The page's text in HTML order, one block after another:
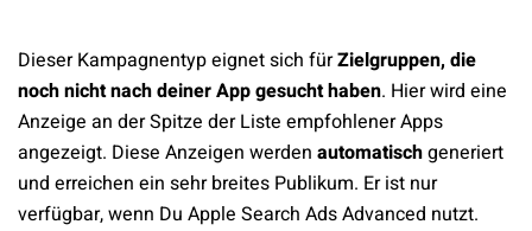
Dieser Kampagnentyp eignet sich fürZielgruppen, die
noch nicht nach deiner App gesucht haben. Hier wird eine
Anzeige an der Spitze der Liste empfohlener Apps
angezeigt. Diese Anzeigen werden automatischgeneriert
und erreichen ein sehr breites Publikum. Er ist nur
verfügbar, wenn Du Apple Search Ads Advanced nutzt.